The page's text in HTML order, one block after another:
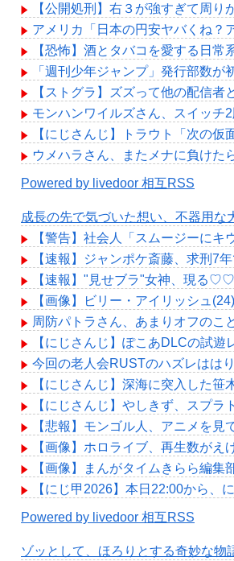
【公開処刑】右３が強すぎて周
アメリカ「日本の円安ヤバくね？
【恐怖】酒とタバコを愛する日
「週刊少年ジャンプ」発行部数
【ストグラ】ズズって他の配信者
モンハンワイルズさん、スイッチ
【にじさんじ】トラウト「次の
ウメハラさん、またメナに負けた
Powered by livedoor 相互RSS
成長の先で気づいた想い、不器用な
【警告】社会人「スムージーに
【速報】ジャンポケ斎藤、求刑7
【速報】"見せブラ"女神、現る
【画像】ビリー・アイリッシュ
周防パトラさん、あまりオフのこ
【にじさんじ】ぽこあDLCの試
今回の老人会RUSTのハズレはは
【にじさんじ】深海に突入した笹
【にじさんじ】やしきず、スプ
【悲報】モンゴル人、アニメを
【画像】ホロライブ、再生数が
【画像】まんがタイムきらら編
【にじ甲2026】本日22:00から、
Powered by livedoor 相互RSS
ゾッとして、ほろりとする奇妙な物